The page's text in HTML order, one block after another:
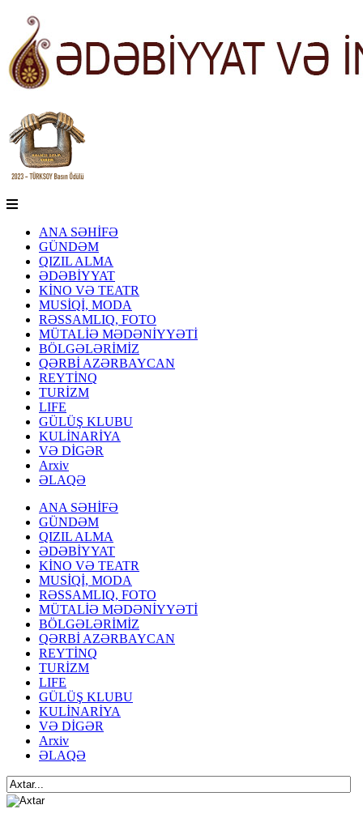
ANA SƏHİFƏ
GÜNDƏM
QIZIL ALMA
ƏDƏBİYYAT
KİNO VƏ TEATR
MUSİQİ, MODA
RƏSSAMLIQ, FOTO
MÜTALİƏ MƏDƏNİYYƏTİ
BÖLGƏLƏRİMİZ
QƏRBİ AZƏRBAYCAN
REYTİNQ
TURİZM
LIFE
GÜLÜŞ KLUBU
KULİNARİYA
VƏ DİGƏR
Arxiv
ƏLAQƏ
ANA SƏHİFƏ
GÜNDƏM
QIZIL ALMA
ƏDƏBİYYAT
KİNO VƏ TEATR
MUSİQİ, MODA
RƏSSAMLIQ, FOTO
MÜTALİƏ MƏDƏNİYYƏTİ
BÖLGƏLƏRİMİZ
QƏRBİ AZƏRBAYCAN
REYTİNQ
TURİZM
LIFE
GÜLÜŞ KLUBU
KULİNARİYA
VƏ DİGƏR
Arxiv
ƏLAQƏ